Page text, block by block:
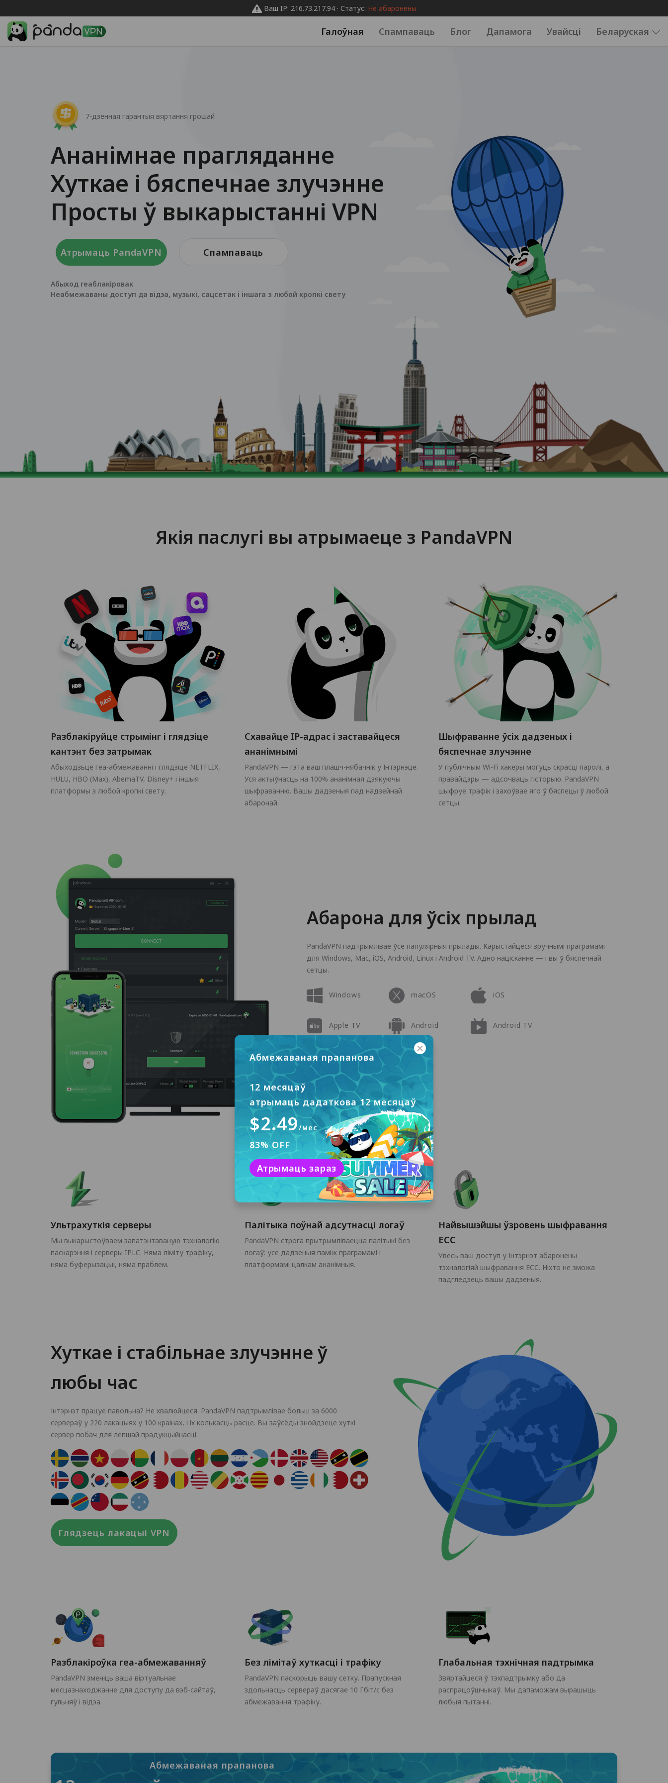
Ваш IP: 216.73.217.94 · Статус: Не абаронены
Галоўная Спампаваць Блог Дапамога Увайсці Беларуская
7-дзённая гарантыя вяртання грошай
Ананімнае прагляданне
Хуткае і бяспечнае злучэнне
Просты ў выкарыстанні VPN
Атрымаць PandaVPN Спампаваць
Абыход геаблакіровак
Неабмежаваны доступ да відэа, музыкі, сацсетак і іншага з любой кропкі свету
Якія паслугі вы атрымаеце з PandaVPN
Разблакіруйце стрымінг і глядзіце
кантэнт без затрымак
Абыходзьце геа-абмежаванні і глядзіце NETFLIX,
HULU, HBO (Max), AbemaTV, Disney+ і іншыя
платформы з любой кропкі свету.
Схавайце IP-адрас і заставайцеся
ананімнымі
PandaVPN — гэта ваш плашч-нябачнік у Інтэрнэце.
Уся актыўнасць на 100% ананімная дзякуючы
шыфраванню. Вашы дадзеныя пад надзейнай
абаронай.
Шыфраванне ўсіх дадзеных і
бяспечнае злучэнне
У публічным Wi-Fi хакеры могуць скрасці паролі, а
правайдэры — адсочваць гісторыю. PandaVPN
шыфруе трафік і захоўвае яго ў бяспецы ў любой
сетцы.
Абарона для ўсіх прылад
PandaVPN падтрымлівае ўсе папулярныя прылады. Карыстайцеся зручнымі праграмамі
для Windows, Mac, iOS, Android, Linux і Android TV. Адно націсканне — і вы ў бяспечнай
сетцы.
Windows macOS iOS
Apple TV Android Android TV
Linux
Ультрахуткія серверы
Мы выкарыстоўваем запатэнтаваную тэхналогію
паскарэння і серверы IPLC. Няма ліміту трафіку,
няма буферызацыі, няма праблем.
Палітыка поўнай адсутнасці логаў
PandaVPN строга прытрымліваецца палітыкі без
логаў: усе дадзеныя паміж праграмамі і
платформамі цалкам ананімныя.
Найвышэйшы ўзровень шыфравання
ECC
Увесь ваш доступ у Інтэрнэт абаронены
тэхналогіяй шыфравання ECC. Ніхто не зможа
падгледзець вашы дадзеныя.
Хуткае і стабільнае злучэнне ў
любы час
Інтэрнэт працуе павольна? Не хвалюйцеся. PandaVPN падтрымлівае больш за 6000
сервераў у 220 лакацыях у 100 краінах, і іх колькасць расце. Вы заўсёды знойдзеце хуткі
сервер побач для лепшай прадукцыйнасці.
Глядзець лакацыі VPN
Разблакіроўка геа-абмежаванняў
PandaVPN зменіць ваша віртуальнае
месцазнаходжанне для доступу да вэб-сайтаў,
гульняў і відэа.
Без лімітаў хуткасці і трафіку
PandaVPN паскорыць вашу сетку. Прапускная
здольнасць сервераў дасягае 10 Гбіт/с без
абмежавання трафіку.
Глабальная тэхнічная падтрымка
Звяртайцеся ў тэхпадтрымку або да
распрацоўшчыкаў. Мы дапаможам вырашыць
любыя пытанні.
Абмежаваная прапанова
Абмежаваная прапанова
12 месяцаў
атрымаць дадаткова 12 месяцаў
$2.49/мес
83% OFF
Атрымаць зараз